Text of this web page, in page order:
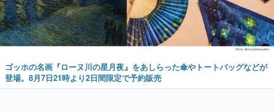
ゴッホの名画『ローヌ川の星月夜』をあしらった傘やトートバッグなどが
登場。8月7日21時より2日間限定で予約販売